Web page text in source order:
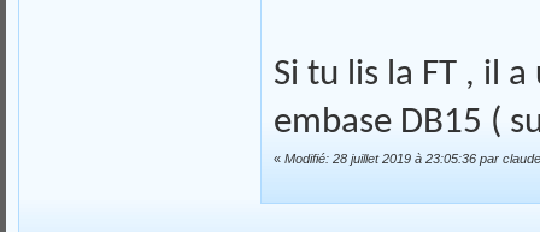
Si tu lis la FT , il
embase DB15 (
« Modifié: 28 juillet 2019 à 23:05:36 par